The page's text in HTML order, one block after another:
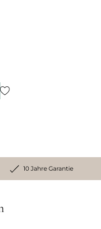
10 Jahre Garantie